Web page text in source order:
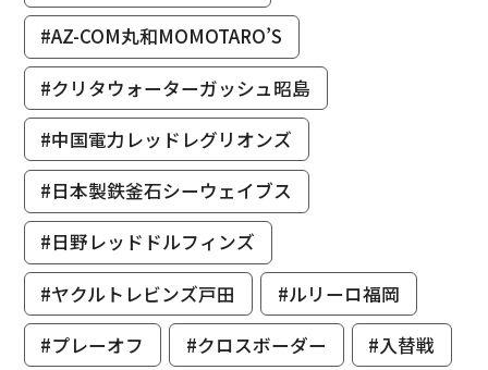
#AZ-COM丸和MOMOTARO’S
#クリタウォーターガッシュ昭島
#中国電力レッドレグリオンズ
#日本製鉄釜石シーウェイブス
#日野レッドドルフィンズ
#ヤクルトレビンズ戸田
#ルリーロ福岡
#プレーオフ
#クロスボーダー #入替戦